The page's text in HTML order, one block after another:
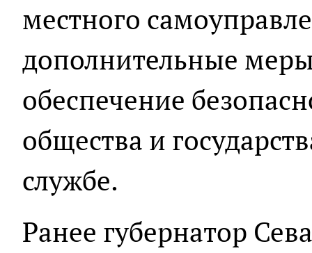
местного
дополнительные
обеспечение
общества и
службе.
Ранее губернатор